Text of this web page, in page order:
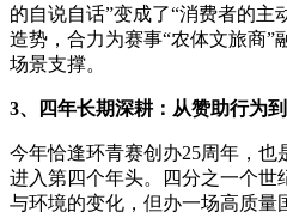
的自说自话”变成了“消费者的主
造势，合力为赛事“农体文旅商”
场景支撑。
3、四年长期深耕：从赞助行为
今年恰逢环青赛创办25周年，
进入第四个年头。四分之一个世
与环境的变化，但办一场高质量